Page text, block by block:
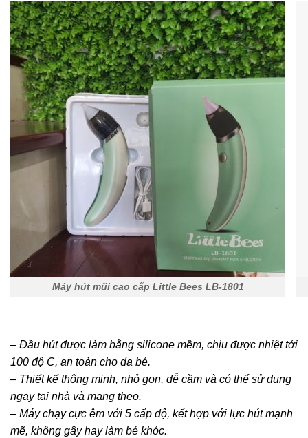
Máy hút mũi cao cấp Little Bees LB-1801
– Đầu hút được làm bằng silicone mềm, chịu được nhiệt tới
100 độ C, an toàn cho da bé.
– Thiết kế thông minh, nhỏ gọn, dễ cầm và có thể sử dụng
ngay tại nhà và mang theo.
– Máy chạy cực êm với 5 cấp độ, kết hợp với lực hút mạnh
mẽ, không gây hay làm bé khóc.